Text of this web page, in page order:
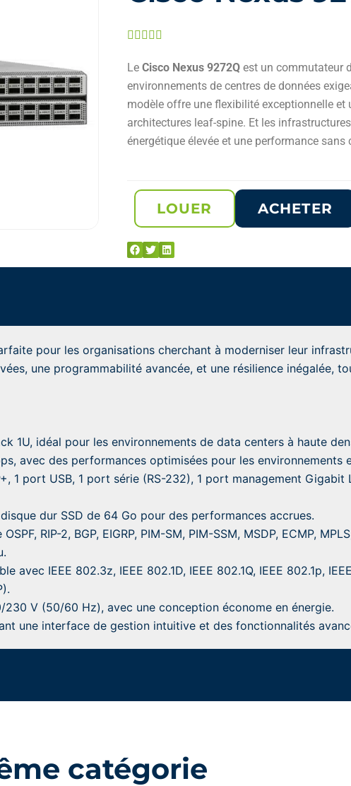
    
sur
5
Le Cisco Nexus 9272Qest un commutateur
environnements de centres de données
modèle offre une flexibilité exceptionnelle
architectures leaf-spine. Et les
énergétique élevée et une performance sans
LOUER ACHETER
pour les organisations cherchant à moderniser leur
une programmabilité avancée, et une résilience inégalée,
1U, idéal pour les environnements de data centers à haute
avec des performances optimisées pour les environnements
1 port USB, 1 port série (RS-232), 1 port management
dur SSD de 64 Go pour des performances accrues.
RIP-2, BGP, EIGRP, PIM-SM, PIM-SSM, MSDP, ECMP,
avec IEEE 802.3z, IEEE 802.1D, IEEE 802.1Q, IEEE 802.1p,
230 V (50/60 Hz), avec une conception économe en énergie.
une interface de gestion intuitive et des fonctionnalités
catégorie